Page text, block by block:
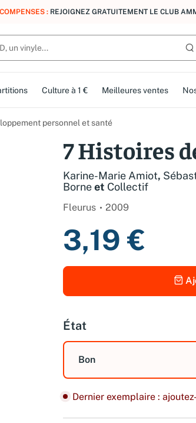
: REJOIGNEZ GRATUITEMENT LE CLUB
Culture à 1 € Meilleures ventes
personnel et santé
7 Histoires
Karine-Marie Amiot,
Borneet Collectif
Fleurus 2009
3,19 €
État
Bon
Dernier exemplaire :